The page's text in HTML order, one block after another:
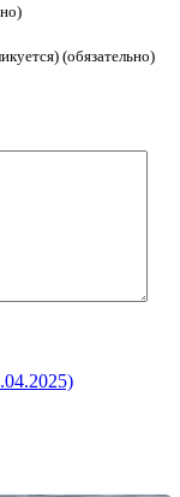
(обязательно)